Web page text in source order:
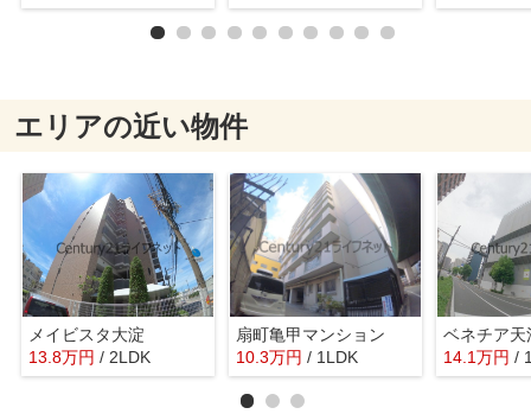
エリアの近い物件
メイビスタ大淀
13.8万円 / 2LDK
扇町亀甲マンション
10.3万円 / 1LDK
ベネチア天
14.1万円 /